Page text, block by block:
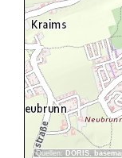
Quellen: DORIS,